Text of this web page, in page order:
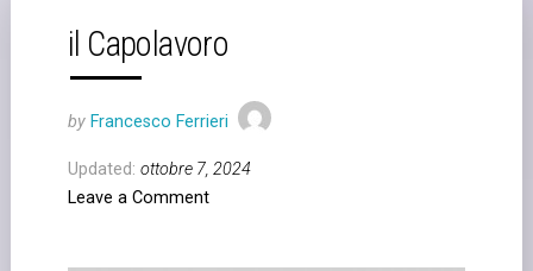
il Capolavoro
by Francesco Ferrieri
Updated: ottobre 7, 2024
Leave a Comment